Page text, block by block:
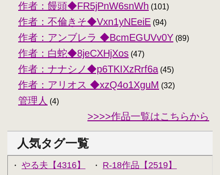
作者：饅頭◆FR5jPnW6snWh (101)
作者：不倫きそ◆Vxn1yNEeiE (94)
作者：アンブレラ ◆BcmEGUVv0Y (89)
作者：白蛇◆8jeCXHjXos (47)
作者：ナナシノ◆p6TKIXzRrf6a (45)
作者：アリオス ◆xzQ4o1XguM (32)
管理人 (4)
>>>>作品一覧はこちらから
人気タグ一覧
・ やる夫【4316】 ・ R-18作品【2519】